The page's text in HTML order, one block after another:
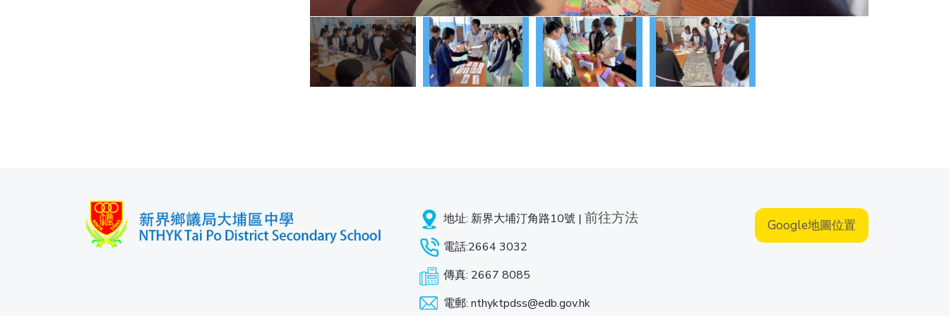
地址: 新界大埔汀角路10號 | 前往方法
電話:2664 3032
傳真: 2667 8085
電郵: nthyktpdss@edb.gov.hk
Google地圖位置